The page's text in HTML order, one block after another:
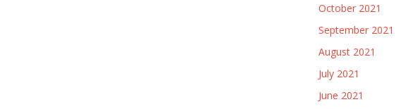
October 2021
September 2021
August 2021
July 2021
June 2021